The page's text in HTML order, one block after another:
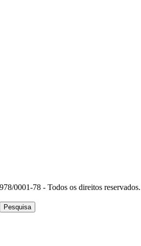
0001-78 - Todos os direitos reservados.
Pesquisa